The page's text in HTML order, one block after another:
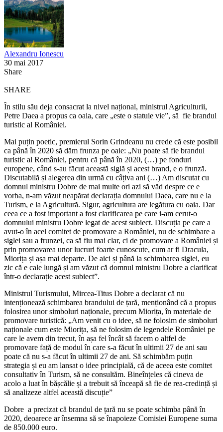
Alexandru Ionescu
30 mai 2017
Share
SHARE
În stilu său deja consacrat la nivel național, ministrul Agriculturii,
Petre Daea a propus ca oaia, care „este o statuie vie”, să fie brandul
turistic al României.
Mai puțin poetic, premierul Sorin Grindeanu nu crede că este posibil
ca până în 2020 să dăm frunza pe oaie: „Nu poate să fie brandul
turistic al României, pentru că până în 2020, (…) pe fonduri
europene, când s-au făcut această siglă și acest brand, e o frunză.
Discutabilă și alegerea din urmă cu câțiva ani (…) Am discutat cu
domnul ministru Dobre de mai multe ori azi să văd despre ce e
vorba, n-am văzut neapărat declarația domnului Daea, care nu e la
Turism, e la Agricultură. Sigur, agricultura are legătura cu oaia. Dar
ceea ce a fost important a fost clarificarea pe care i-am cerut-o
domnului ministru Dobre legat de acest subiect. Discuția pe care a
avut-o în acel comitet de promovare a României, nu de schimbare a
siglei sau a frunzei, ca să fiu mai clar, ci de promovare a României și
prin promovarea unor lucruri foarte cunoscute, cum ar fi Dracula,
Miorița și așa mai departe. De aici și până la schimbarea siglei, eu
zic că e cale lungă și am văzut că domnul ministru Dobre a clarificat
într-o declarație acest subiect”.
Ministrul Turismului, Mircea-Titus Dobre a declarat că nu
intenționează schimbarea brandului de țară, menționând că a propus
folosirea unor simboluri naționale, precum Miorița, în materiale de
promovare turistică: „Am venit cu o idee, să ne folosim de simboluri
naționale cum este Miorița, să ne folosim de legendele României pe
care le avem din trecut, în așa fel încât să facem o altfel de
promovare față de modul în care s-a făcut în ultimii 27 de ani sau
poate că nu s-a făcut în ultimii 27 de ani. Să schimbăm puțin
strategia și eu am lansat o idee principială, că de aceea este comitet
consultativ în Turism, să ne consultăm. Bineînțeles că cineva de
acolo a luat în bășcălie și a trebuit să înceapă să fie de rea-credință și
să analizeze altfel această discuție”
Dobre a precizat că brandul de țară nu se poate schimba până în
2020, deoarece ar însemna să se înapoieze Comisiei Europene suma
de 850.000 euro.